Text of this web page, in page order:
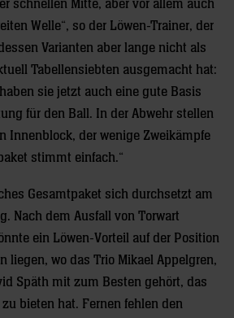
schnellen Mitte, aber vor allem auch
Welle“, so der Löwen-Trainer, der
Varianten aber lange nicht als
Tabellensiebten ausgemacht hat:
sie jetzt auch eine gute Basis
für den Ball. In der Abwehr stellen
Innenblock, der wenige Zweikämpfe
stimmt einfach.“
Gesamtpaket sich durchsetzt am
Nach dem Ausfall von Torwart
ein Löwen-Vorteil auf der Position
liegen, wo das Trio Mikael Appelgren,
Späth mit zum Besten gehört, das
zu bieten hat. Fernen fehlen den